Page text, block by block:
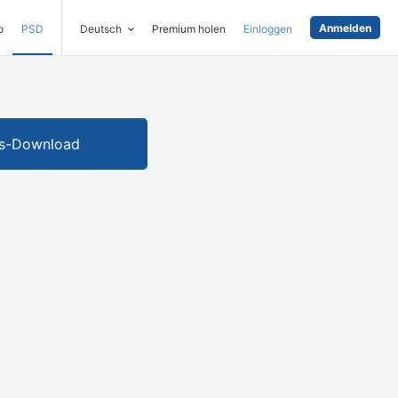
PSD Deutsch Premium holen Einloggen Anmelden
Download